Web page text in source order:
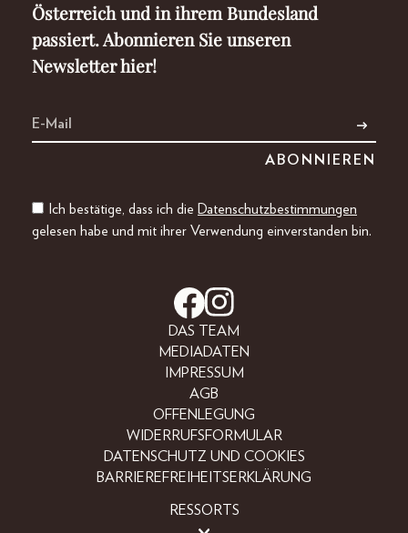
Österreich und in ihrem Bundesland
passiert. Abonnieren Sie unseren
Newsletter hier!
Ich bestätige, dass ich die Datenschutzbestimmungen
gelesen habe und mit ihrer Verwendung einverstanden bin.
DAS TEAM
MEDIADATEN
IMPRESSUM
AGB
OFFENLEGUNG
WIDERRUFSFORMULAR
DATENSCHUTZ UND COOKIES
BARRIEREFREIHEITSERKLÄRUNG
RESSORTS